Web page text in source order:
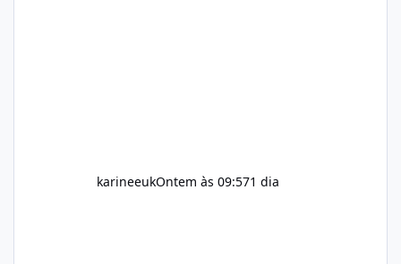
karineeukOntem às 09:571 dia